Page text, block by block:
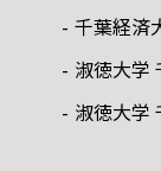
千葉経済
淑徳⼤学
淑徳⼤学